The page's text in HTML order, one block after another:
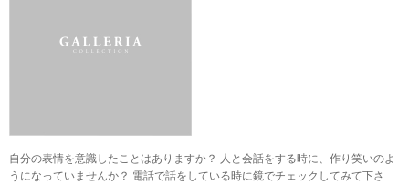
自分の表情を意識したことはありますか？ 人と会話をする時に、作り笑いのよ
うになっていませんか？ 電話で話をしている時に鏡でチェックしてみて下さ